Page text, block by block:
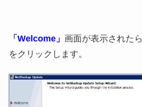
「Welcome」 画面が表示されたら
をクリックします。